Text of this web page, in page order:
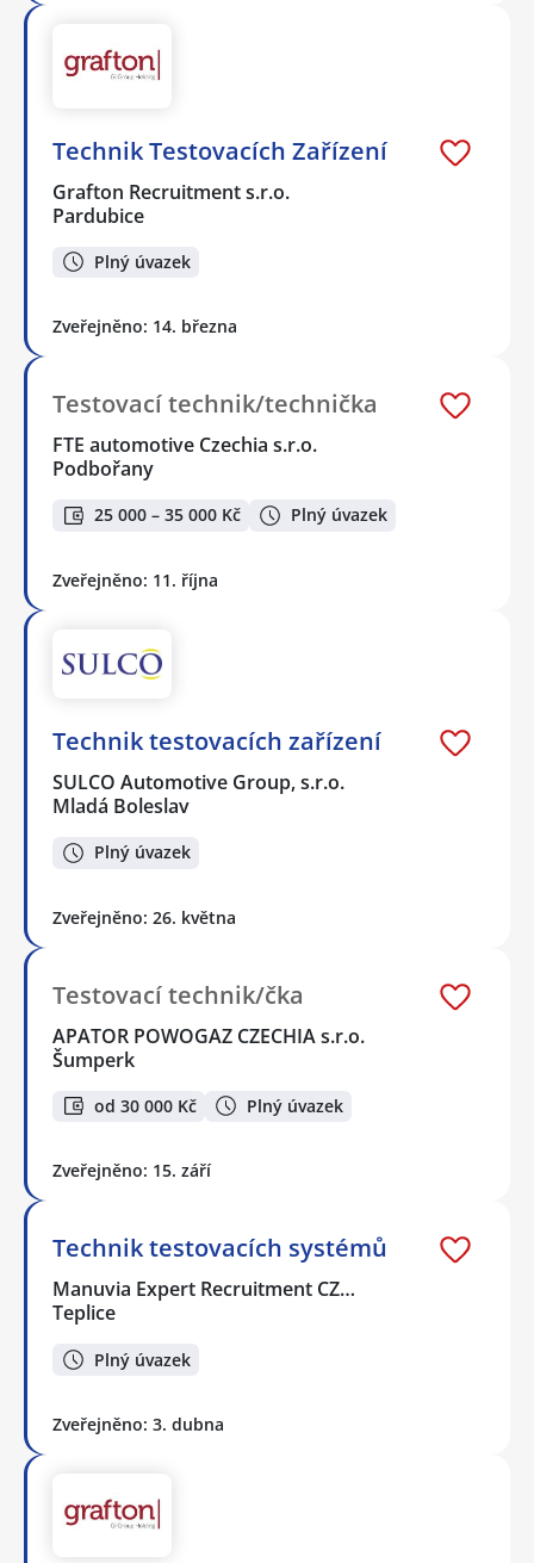
Technik Testovacích Zařízení
Grafton Recruitment s.r.o.
Pardubice
Plný úvazek
Zveřejněno: 14. března
Testovací technik/technička
FTE automotive Czechia s.r.o.
Podbořany
25 000 – 35 000 Kč Plný úvazek
Zveřejněno: 11. října
Technik testovacích zařízení
SULCO Automotive Group, s.r.o.
Mladá Boleslav
Plný úvazek
Zveřejněno: 26. května
Testovací technik/čka
APATOR POWOGAZ CZECHIA s.r.o.
Šumperk
od 30 000 Kč Plný úvazek
Zveřejněno: 15. září
Technik testovacích systémů
Manuvia Expert Recruitment CZ…
Teplice
Plný úvazek
Zveřejněno: 3. dubna